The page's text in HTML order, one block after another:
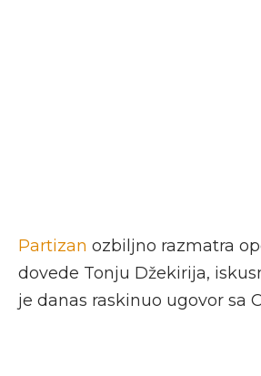
Partizan ozbiljno razmatra
dovede Tonju Džekirija,
je danas raskinuo ugovor sa